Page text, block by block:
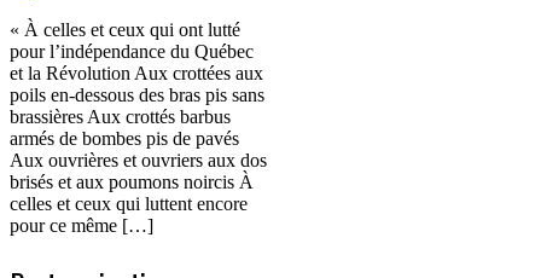
« À celles et ceux qui ont lutté
pour l’indépendance du Québec
et la Révolution Aux crottées aux
poils en-dessous des bras pis sans
brassières Aux crottés barbus
armés de bombes pis de pavés
Aux ouvrières et ouvriers aux dos
brisés et aux poumons noircis À
celles et ceux qui luttent encore
pour ce même […]